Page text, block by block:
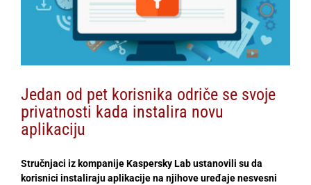
Jedan od pet korisnika odriče se svoje
privatnosti kada instalira novu
aplikaciju
Stručnjaci iz kompanije Kaspersky Lab ustanovili su da
korisnici instaliraju aplikacije na njihove uređaje nesvesni